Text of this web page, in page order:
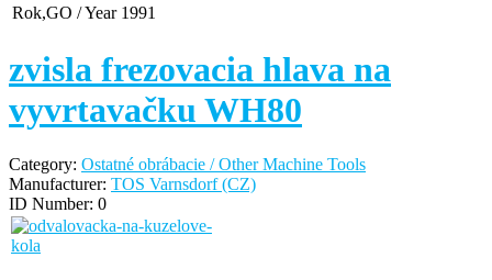
Rok,GO / Year 1991
zvisla frezovacia hlava na
vyvrtavačku WH80
Category: Ostatné obrábacie / Other Machine Tools
Manufacturer: TOS Varnsdorf (CZ)
ID Number: 0